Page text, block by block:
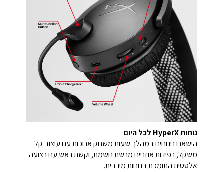
נוחות HyperX לכל היום
הישארו נינוחים במהלך שעות משחק ארוכות עם עיצוב קל
משקל, רפידות אוזניים מרשת נושמת, וקשת ראש עם רצועה
אלסטית התומכת בנוחות מירבית.